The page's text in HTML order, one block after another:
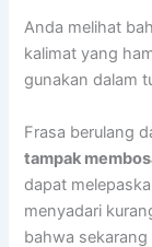
Anda melihat
kalimat yang
gunakan dalam
Frasa berulang
tampak
dapat
menyadari
bahwa